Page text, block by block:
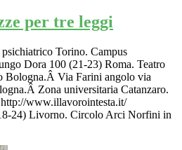
per tre leggi
Torino. Campus
Dora 100 (21-23) Roma. Teatro
Bologna.Â Via Farini angolo via
Zona universitaria Catanzaro.
www.illavorointesta.it/
24) Livorno. Circolo Arci Norfini in